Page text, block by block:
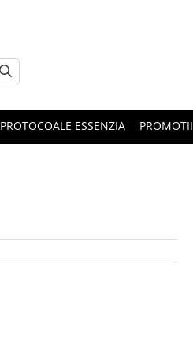
PROTOCOALE ESSENZIA PROMOTII